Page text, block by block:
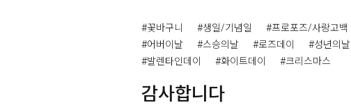
#꽃바구니 #생일/기념일 #프로포즈/사랑고백
#어버이날
#스승의날 #로즈데이 #성년의날
#발렌타인데이
#화이트데이 #크리스마스
감사합니다